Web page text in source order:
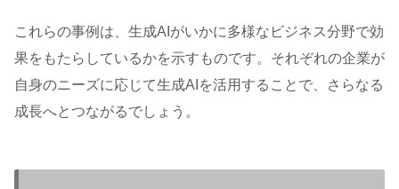
これらの事例は、生成AIがいかに多様なビジネス分野で効
果をもたらしているかを示すものです。それぞれの企業が
自身のニーズに応じて生成AIを活用することで、さらなる
成長へとつながるでしょう。